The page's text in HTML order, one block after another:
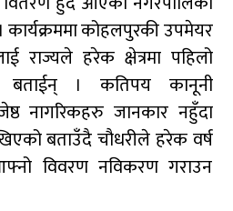
कोहलपुरकी उपमेयर
राज्यले हरेक क्षेत्रमा पहिलो
बताईन् । कतिपय कानूनी
नागरिकहरु जानकार नहुँदा
बताउँदै चौधरीले हरेक वर्ष
विवरण नविकरण गराउन